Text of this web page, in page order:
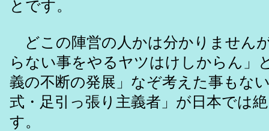
とです。
どこの陣営の人かは分かりません
らない事をやるヤツはけしからん」
義の不断の発展」なぞ考えた事もな
式・足引っ張り主義者」が日本では
す。